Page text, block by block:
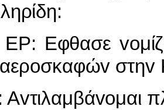
voμίζετε o
αερoσκαφώv